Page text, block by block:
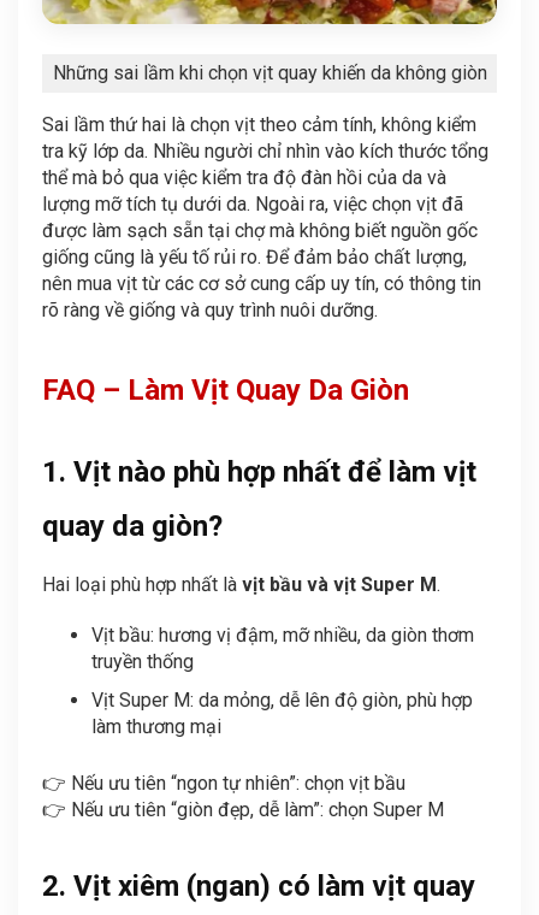
Những sai lầm khi chọn vịt quay khiến da không giòn
Sai lầm thứ hai là chọn vịt theo cảm tính, không kiểm
tra kỹ lớp da. Nhiều người chỉ nhìn vào kích thước tổng
thể mà bỏ qua việc kiểm tra độ đàn hồi của da và
lượng mỡ tích tụ dưới da. Ngoài ra, việc chọn vịt đã
được làm sạch sẵn tại chợ mà không biết nguồn gốc
giống cũng là yếu tố rủi ro. Để đảm bảo chất lượng,
nên mua vịt từ các cơ sở cung cấp uy tín, có thông tin
rõ ràng về giống và quy trình nuôi dưỡng.
FAQ – Làm Vịt Quay Da Giòn
1. Vịt nào phù hợp nhất để làm vịt
quay da giòn?
Hai loại phù hợp nhất là vịt bầu và vịt Super M.
Vịt bầu: hương vị đậm, mỡ nhiều, da giòn thơm
truyền thống
Vịt Super M: da mỏng, dễ lên độ giòn, phù hợp
làm thương mại
👉 Nếu ưu tiên “ngon tự nhiên”: chọn vịt bầu
👉 Nếu ưu tiên “giòn đẹp, dễ làm”: chọn Super M
2. Vịt xiêm (ngan) có làm vịt quay